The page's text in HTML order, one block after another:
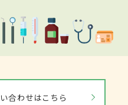
合わせはこちら